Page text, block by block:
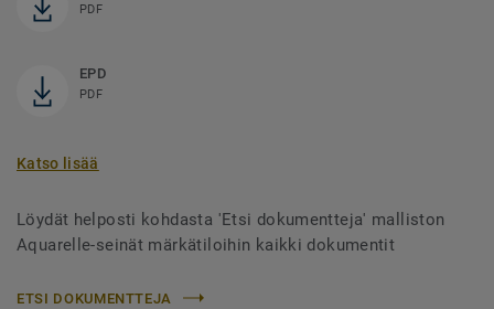
PDF
EPD
PDF
Katso lisää
Löydät helposti kohdasta 'Etsi dokumentteja' malliston
Aquarelle-seinät märkätiloihin kaikki dokumentit
ETSI DOKUMENTTEJA